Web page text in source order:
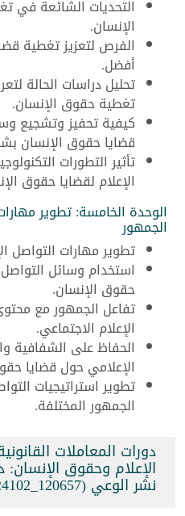
التحديات الشائعة في
الإنسان.
الفرص لتعزيز تغطية
أفضل.
تحليل دراسات الحالة
تغطية حقوق الإنسان.
كيفية تحفيز وتشجيع
قضايا حقوق الإنسان
تأثير التطورات
الإعلام لقضايا حقوق
الوحدة الخامسة: تطوير
الجمهور
تطوير مهارات التواصل
استخدام وسائل
حقوق الإنسان.
تفاعل الجمهور مع
الإعلام الاجتماعي.
الحفاظ على الشفافية
الإعلامي حول قضايا
تطوير استراتيجيات
الجمهور المختلفة.
دورات المعاملات
الإعلام وحقوق
نشر الوعي (120657_124102)